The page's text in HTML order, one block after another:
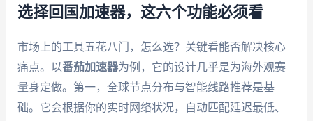
选择回国加速器，这六个功能必须看
市场上的工具五花八门，怎么选？关键看能否解决核心
痛点。以番茄加速器为例，它的设计几乎是为海外观赛
量身定做。第一，全球节点分布与智能线路推荐是基
础。它会根据你的实时网络状况，自动匹配延迟最低、